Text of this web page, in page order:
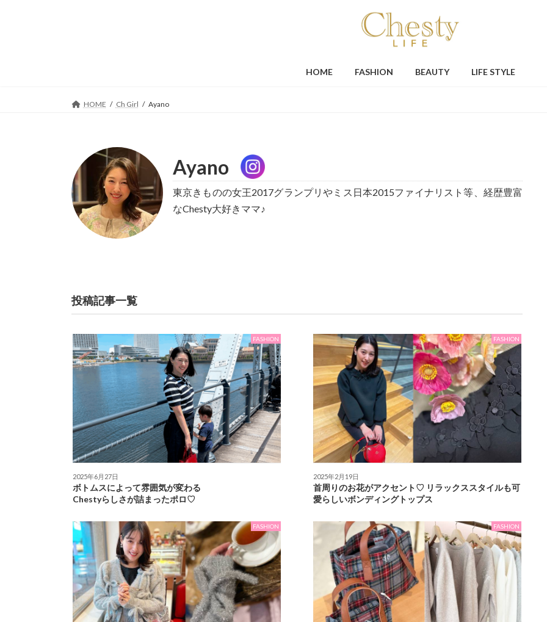
HOME FASHION BEAUTY LIFE STYLE
HOME Ch Girl Ayano
Ayano
東京きものの女王2017グランプリやミス日本2015ファイナリスト等、経歴豊富
なChesty大好きママ♪
投稿記事一覧
FASHION
2025年6月27日
ボトムスによって雰囲気が変わる
Chestyらしさが詰まったポロ♡
FASHION
2025年2月19日
首周りのお花がアクセント♡ リラックススタイルも可
愛らしいボンディングトップス
FASHION FASHION